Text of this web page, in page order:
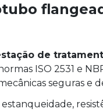
tubo
de
ISO 2531 e
seguras e